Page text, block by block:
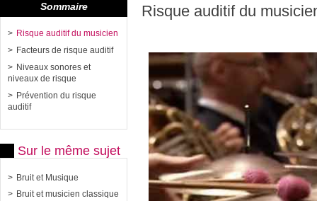
Risque auditif du
Sommaire
Risque auditif du musicien
Facteurs de risque auditif
Niveaux sonores et
niveaux de risque
Prévention du risque
auditif
Sur le même sujet
Bruit et Musique
Bruit et musicien classique